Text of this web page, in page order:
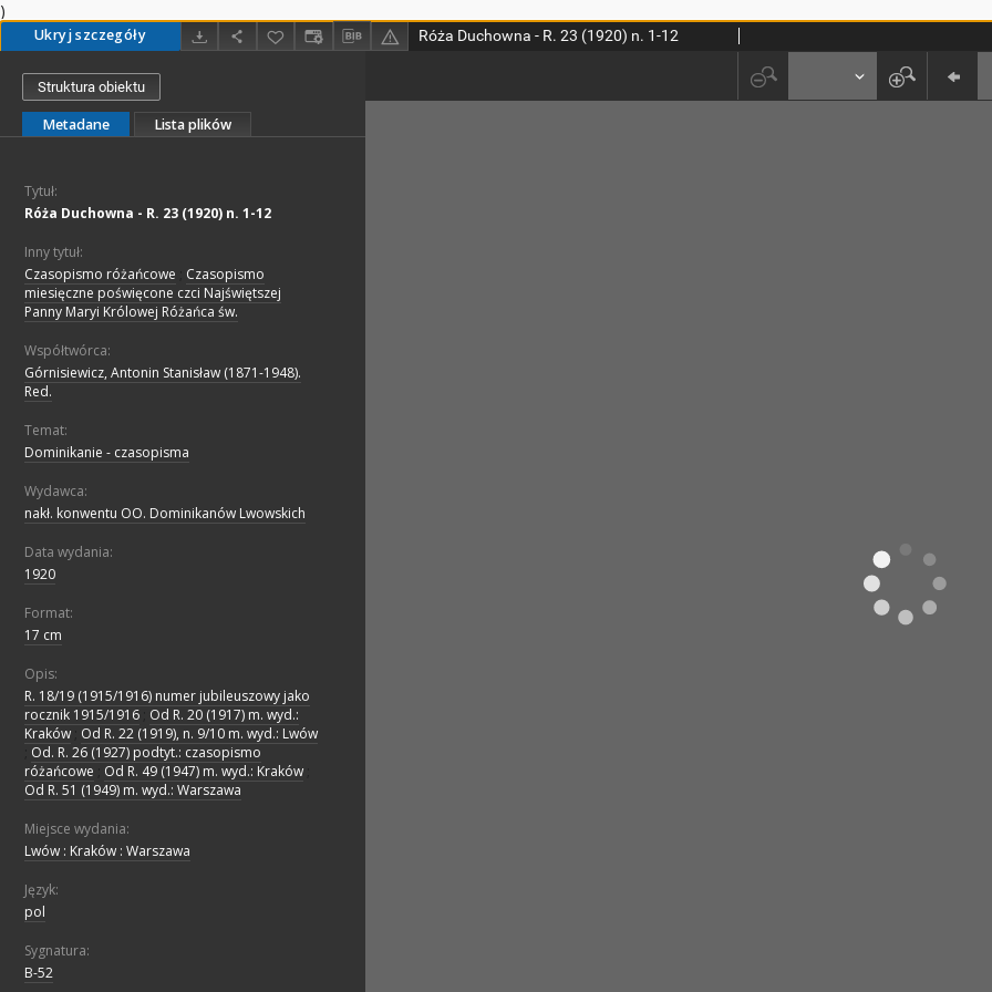
)
Ukryj szczegóły Róża Duchowna - R. 23 (1920) n. 1-12
Struktura obiektu
Metadane Lista plików
Tytuł:
Róża Duchowna - R. 23 (1920) n. 1-12
Inny tytuł:
Czasopismo różańcowe
Czasopismo
miesięczne poświęcone czci Najświętszej
Panny Maryi Królowej Różańca św.
Współtwórca:
Górnisiewicz, Antonin Stanisław (1871-1948).
Red.
Temat:
Dominikanie - czasopisma
Wydawca:
nakł. konwentu OO. Dominikanów Lwowskich
Data wydania:
1920
Format:
17 cm
Opis:
R. 18/19 (1915/1916) numer jubileuszowy jako
rocznik 1915/1916 Od R. 20 (1917) m. wyd.:
Kraków Od R. 22 (1919), n. 9/10 m. wyd.: Lwów
Od. R. 26 (1927) podtyt.: czasopismo
różańcowe
Od R. 49 (1947) m. wyd.: Kraków
Od R. 51 (1949) m. wyd.: Warszawa
Miejsce wydania:
Lwów : Kraków : Warszawa
Język:
pol
Sygnatura:
B-52